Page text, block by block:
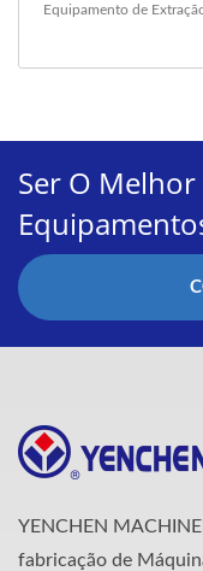
Equipamento de
Ser O
YENCHEN
fabricação de